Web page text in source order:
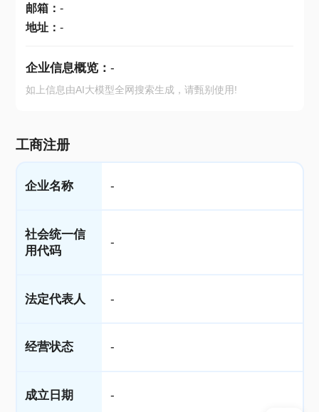
邮箱： -
地址： -
企业信息概览： -
如上信息由AI大模型全网搜索生成，请甄别使用!
工商注册
企业名称 -
社会统一信
用代码
-
法定代表人 -
经营状态 -
成立日期 -